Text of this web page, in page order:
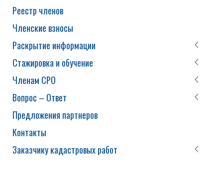
Реестр членов
Членские взносы
Раскрытие информации
Стажировка и обучение
Членам СРО
Вопрос – Ответ
Предложения партнеров
Контакты
Заказчику кадастровых работ